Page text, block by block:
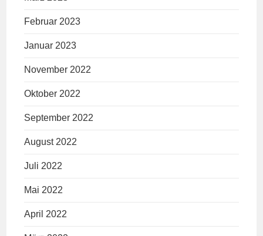
Februar 2023
Januar 2023
November 2022
Oktober 2022
September 2022
August 2022
Juli 2022
Mai 2022
April 2022